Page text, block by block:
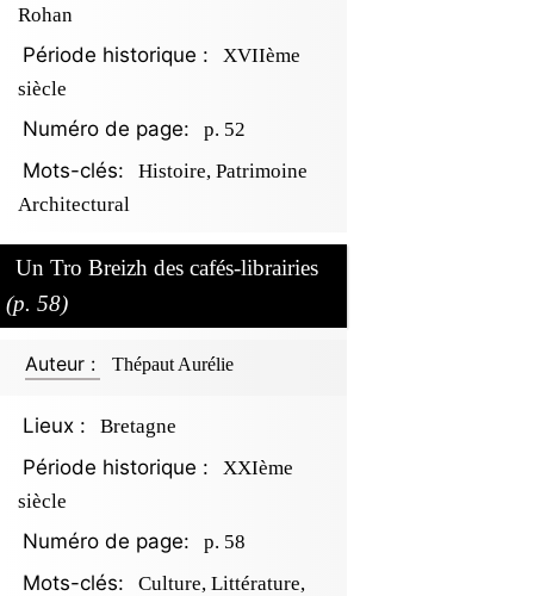
Rohan
Période historique :
XVIIème
siècle
Numéro de page: p. 52
Mots-clés:
Histoire, Patrimoine
Architectural
Un Tro Breizh des cafés-librairies
(p. 58)
Auteur : Thépaut Aurélie
Lieux : Bretagne
Période historique :
XXIème
siècle
Numéro de page: p. 58
Mots-clés:
Culture, Littérature,